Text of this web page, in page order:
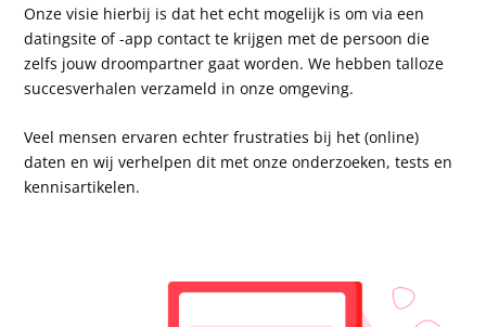
Onze visie hierbij is dat het echt mogelijk is om via een
datingsite of -app contact te krijgen met de persoon die
zelfs jouw droompartner gaat worden. We hebben talloze
succesverhalen verzameld in onze omgeving.
Veel mensen ervaren echter frustraties bij het (online)
daten en wij verhelpen dit met onze onderzoeken, tests en
kennisartikelen.